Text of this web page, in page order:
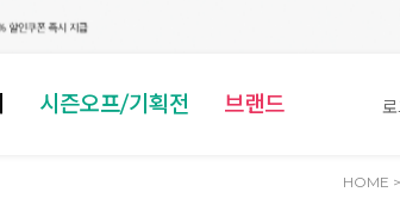
시즌오프/기획전 브랜드
HOME >